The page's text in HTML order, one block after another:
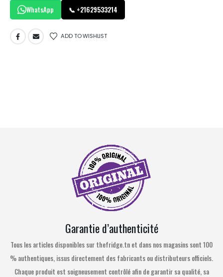
WhatsApp 📞 +21629533214
ADD TO WISHLIST
Garantie d’authenticité
Tous les articles disponibles sur thefridge.tn et dans nos magasins sont 100
% authentiques, issus directement des fabricants ou distributeurs officiels.
Chaque produit est soigneusement contrôlé afin de garantir sa qualité, sa